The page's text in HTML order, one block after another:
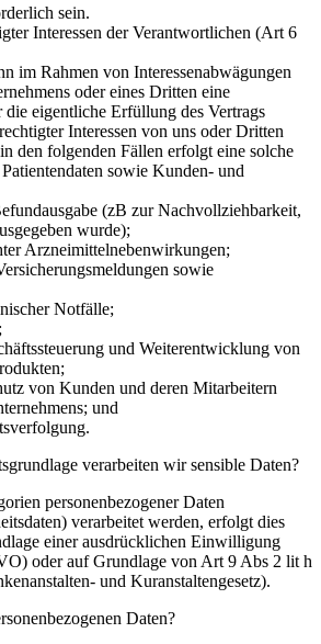
sein.
Interessen der Verantwortlichen (Art 6
im Rahmen von Interessenabwägungen
oder eines Dritten eine
die eigentliche Erfüllung des Vertrags
Interessen von uns oder Dritten
den folgenden Fällen erfolgt eine solche
sowie Kunden- und
(zB zur Nachvollziehbarkeit,
wurde);
Arzneimittelnebenwirkungen;
sowie
Notfälle;
und Weiterentwicklung von
von Kunden und deren Mitarbeitern
und
verarbeiten wir sensible Daten?
personenbezogener Daten
verarbeitet werden, erfolgt dies
einer ausdrücklichen Einwilligung
oder auf Grundlage von Art 9 Abs 2 lit h
und Kuranstaltengesetz).
Daten?